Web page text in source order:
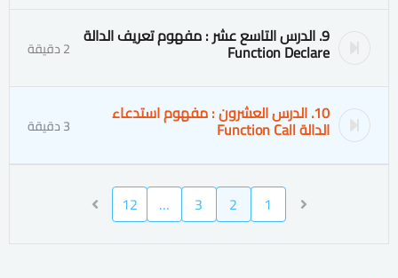
9. الدرس التاسع عشر : مفهوم تعريف الدالة
Function Declare 2 دقيقة
10. الدرس العشرون : مفهوم استدعاء
الدالة Function Call 3 دقيقة
1
2
3
…
12